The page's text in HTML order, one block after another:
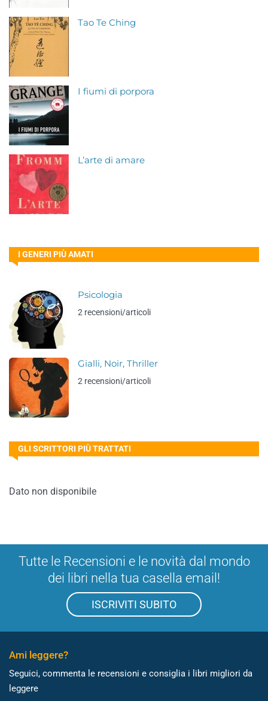
Tao Te Ching
I fiumi di porpora
L’arte di amare
I GENERI PIÙ AMATI
Psicologia
2 recensioni/articoli
Gialli, Noir, Thriller
2 recensioni/articoli
GLI SCRITTORI PIÙ TRATTATI
Dato non disponibile
Tutte le Recensioni e le novità dal mondo
dei libri nella tua casella email!
ISCRIVITI SUBITO
Ami leggere?
Seguici, commenta le recensioni e consiglia i libri migliori da
leggere